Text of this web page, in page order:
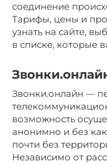
соединение
Тарифы, цены и
узнать на сайте,
в списке, которые
Звонки.онлайн —
возможность
анонимно и без
почти без
Независимо от